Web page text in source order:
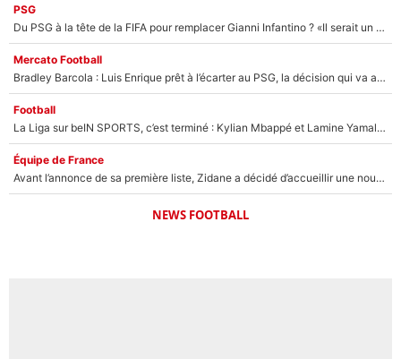
PSG
Du PSG à la tête de la FIFA pour remplacer Gianni Infantino ? «Il serait un mauvais président», le patron de la Liga s'attaque à Nasser Al-Khelaïfi !
Mercato Football
Bradley Barcola : Luis Enrique prêt à l’écarter au PSG, la décision qui va accélérer son transfert à Liverpool ?
Football
La Liga sur beIN SPORTS, c’est terminé : Kylian Mbappé et Lamine Yamal changent de chaîne, «le moment était venu d'ouvrir un nouveau chapitre»
Équipe de France
Avant l’annonce de sa première liste, Zidane a décidé d’accueillir une nouvelle tête en équipe de France
NEWS FOOTBALL